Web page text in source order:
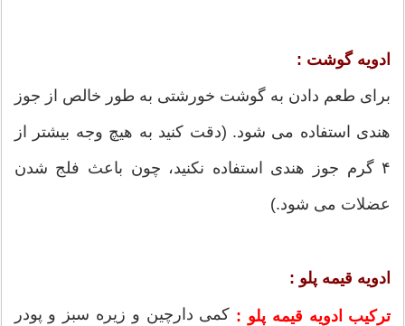
ادویه گوشت :
برای طعم دادن به گوشت خورشتی به طور خالص از جوز
هندی استفاده می شود. (دقت کنید به هیچ وجه بیشتر از
۴ گرم جوز هندی استفاده نکنید، چون باعث فلج شدن
عضلات می شود.)
ادویه قیمه پلو :
ترکیب ادویه قیمه پلو : کمی دارچین و زیره سبز و پودر